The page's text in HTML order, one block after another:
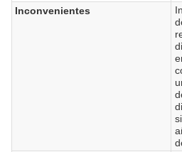
Inconvenientes